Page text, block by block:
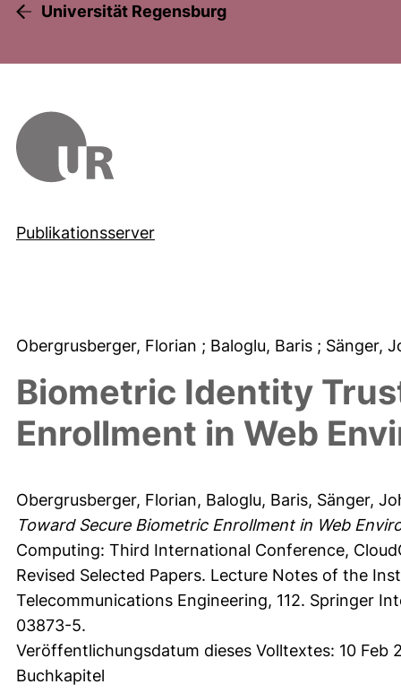
Universität Regensburg
Publikationsserver
Obergrusberger, Florian ; Baloglu, Baris ; Sänger,
Biometric Identity
Enrollment in Web
Obergrusberger, Florian, Baloglu, Baris, Sänger,
Toward Secure Biometric Enrollment in Web
Computing: Third International Conference,
Revised Selected Papers. Lecture Notes of the
Telecommunications Engineering, 112. Springer
03873-5.
Veröffentlichungsdatum dieses Volltextes: 10 Feb
Buchkapitel